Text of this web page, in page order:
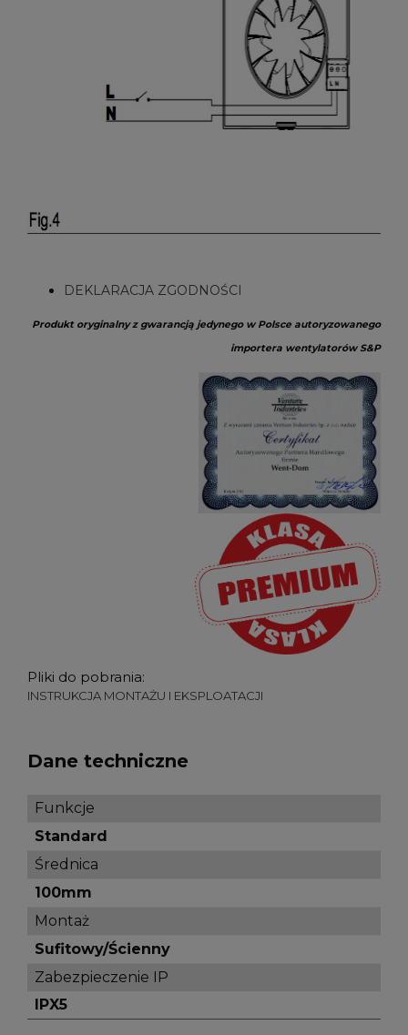
DEKLARACJA ZGODNOŚCI
Produkt oryginalny z gwarancją jedynego w Polsce autoryzowanego
importera wentylatorów S&P
Pliki do pobrania:
INSTRUKCJA MONTAŻU I EKSPLOATACJI
Dane techniczne
Funkcje
Standard
Średnica
100mm
Montaż
Sufitowy/Ścienny
Zabezpieczenie IP
IPX5